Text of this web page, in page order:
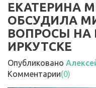
ЕКАТЕРИНА
ОБСУДИЛА
ВОПРОСЫ НА
ИРКУТСКЕ
Опубликовано
Комментарии(0)